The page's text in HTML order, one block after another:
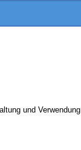
und Verwendung